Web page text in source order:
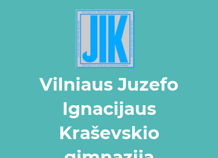
Vilniaus Juzefo
Ignacijaus
Kraševskio